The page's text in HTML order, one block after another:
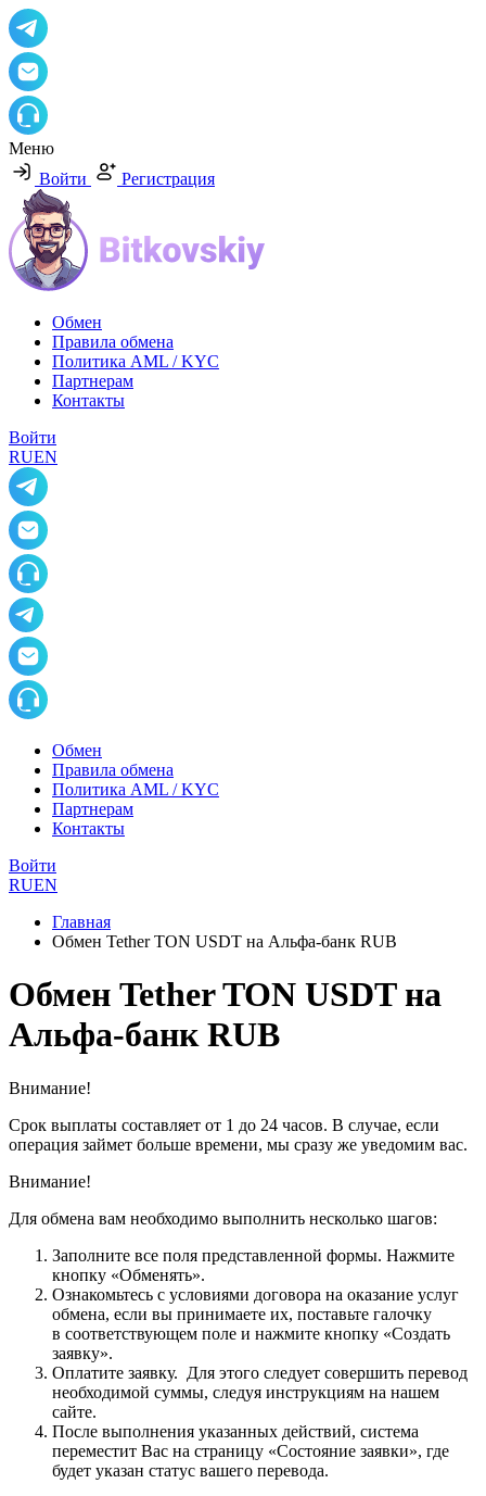
Меню
Войти
Регистрация
Обмен
Правила обмена
Политика AML / KYC
Партнерам
Контакты
Войти
RUEN
Обмен
Правила обмена
Политика AML / KYC
Партнерам
Контакты
Войти
RUEN
Главная
Обмен Tether TON USDT на Альфа-банк RUB
Обмен Tether TON USDT на
Альфа-банк RUB
Внимание!
Срок выплаты составляет от 1 до 24 часов. В случае, если
операция займет больше времени, мы сразу же уведомим вас.
Внимание!
Для обмена вам необходимо выполнить несколько шагов:
Заполните все поля представленной формы. Нажмите
кнопку «Обменять».
Ознакомьтесь с условиями договора на оказание услуг
обмена, если вы принимаете их, поставьте галочку
в соответствующем поле и нажмите кнопку «Создать
заявку».
Оплатите заявку. Для этого следует совершить перевод
необходимой суммы, следуя инструкциям на нашем
сайте.
После выполнения указанных действий, система
переместит Вас на страницу «Состояние заявки», где
будет указан статус вашего перевода.